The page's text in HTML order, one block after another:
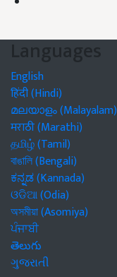
Languages
English
हिंदी (Hindi)
മലയാളം (Malayalam)
मराठी (Marathi)
தமிழ் (Tamil)
বাঙালি (Bengali)
ಕನ್ನಡ (Kannada)
ଓଡିଆ (Odia)
অসমীয়া (Asomiya)
ਪੰਜਾਬੀ
తెలుగు
ગુજરાતી